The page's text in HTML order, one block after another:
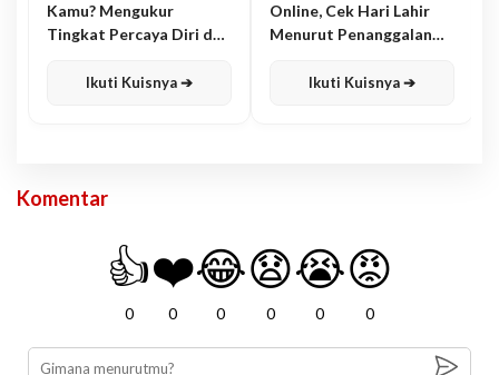
Kamu? Mengukur
Tingkat Percaya Diri dan
Ikuti Kuisnya ➔
Online, Cek Hari Lahir
Menurut Penanggalan
Ikuti Kuisnya ➔
Komentar
👍
0
❤️
0
😂
0
😧
0
😭
0
😡
0